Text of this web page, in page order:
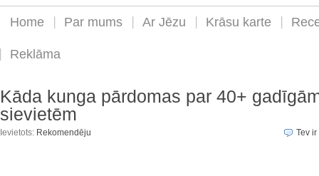
Home Par mums Ar Jēzu Krāsu karte
Reklāma
Kāda kunga pārdomas par 40+
sievietēm
Ievietots: Rekomendēju Tev ir